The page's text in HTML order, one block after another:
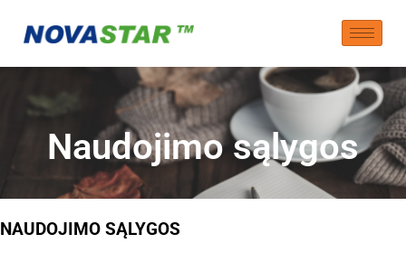
Naudojimo sąlygos
NAUDOJIMO SĄLYGOS